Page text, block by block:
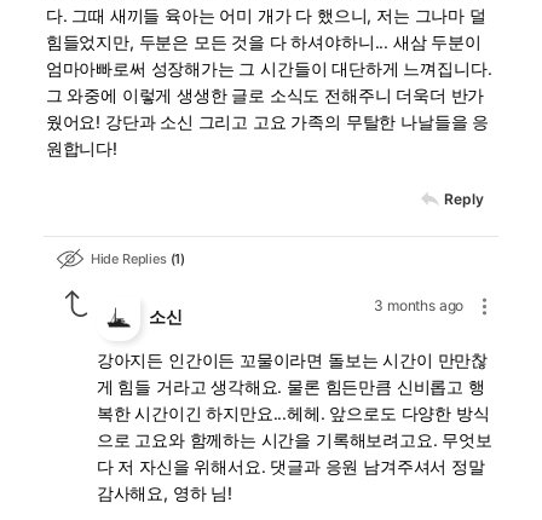
다. 그때 새끼들 육아는 어미 개가 다 했으니, 저는 그나마 덜
힘들었지만, 두분은 모든 것을 다 하셔야하니... 새삼 두분이
엄마아빠로써 성장해가는 그 시간들이 대단하게 느껴집니다.
그 와중에 이렇게 생생한 글로 소식도 전해주니 더욱더 반가
웠어요! 강단과 소신 그리고 고요 가족의 무탈한 나날들을 응
원합니다!
Reply
Hide Replies 1
3 months ago
소신
강아지든 인간이든 꼬물이라면 돌보는 시간이 만만찮
게 힘들 거라고 생각해요. 물론 힘든만큼 신비롭고 행
복한 시간이긴 하지만요...헤헤. 앞으로도 다양한 방식
으로 고요와 함께하는 시간을 기록해보려고요. 무엇보
다 저 자신을 위해서요. 댓글과 응원 남겨주셔서 정말
감사해요, 영하 님!